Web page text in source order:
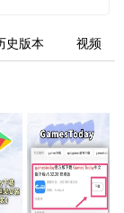
史版本 视频